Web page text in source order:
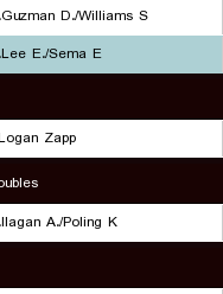
Guzman D./Williams S.
Lee E./Sema E.
Zapp
Ilagan A./Poling K.